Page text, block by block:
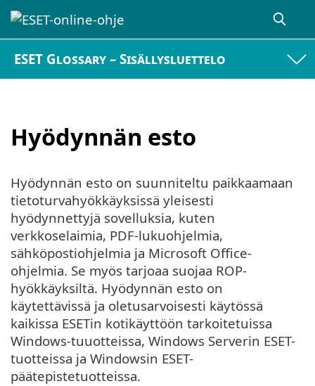
ESET Glossary – Sisällysluettelo
Hyödynnän esto
Hyödynnän esto on suunniteltu paikkaamaan
tietoturvahyökkäyksissä yleisesti
hyödynnettyjä sovelluksia, kuten
verkkoselaimia, PDF-lukuohjelmia,
sähköpostiohjelmia ja Microsoft Office-
ohjelmia. Se myös tarjoaa suojaa ROP-
hyökkäyksiltä. Hyödynnän esto on
käytettävissä ja oletusarvoisesti käytössä
kaikissa ESETin kotikäyttöön tarkoitetuissa
Windows-tuuotteissa, Windows Serverin ESET-
tuotteissa ja Windowsin ESET-
päätepistetuotteissa.